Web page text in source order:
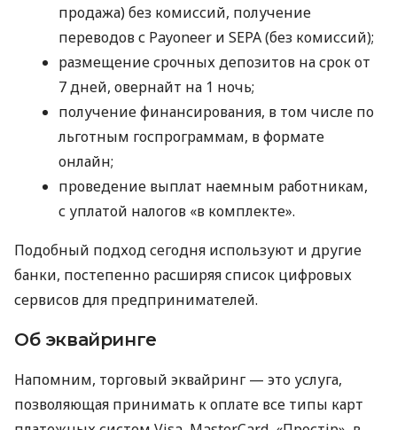
продажа) без комиссий, получение
переводов с Payoneer и SEPA (без комиссий);
размещение срочных депозитов на срок от
7 дней, овернайт на 1 ночь;
получение финансирования, в том числе по
льготным госпрограммам, в формате
онлайн;
проведение выплат наемным работникам,
с уплатой налогов «в комплекте».
Подобный подход сегодня используют и другие
банки, постепенно расширяя список цифровых
сервисов для предпринимателей.
Об эквайринге
Напомним, торговый эквайринг — это услуга,
позволяющая принимать к оплате все типы карт